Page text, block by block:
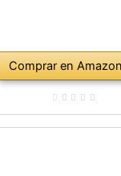
Comprar en